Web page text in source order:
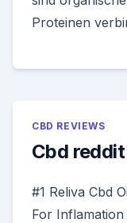
Proteinen
CBD REVIEWS
Cbd
#1 Reliva Cbd
For